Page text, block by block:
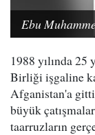
Ebu
1988 yılında 25
Birliği işgaline
Afganistan'a
büyük
taarruzların